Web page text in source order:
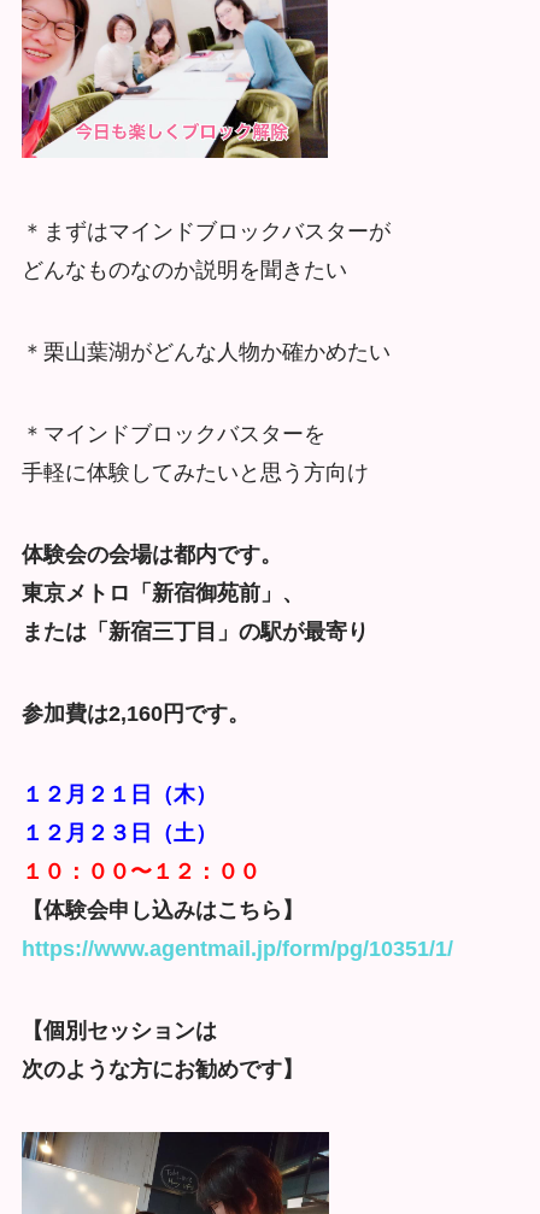
＊まずはマインドブロックバスターが
どんなものなのか説明を聞きたい
＊栗山葉湖がどんな人物か確かめたい
＊マインドブロックバスターを
手軽に体験してみたいと思う方向け
体験会の会場は都内です。
東京メトロ「新宿御苑前」、
または「新宿三丁目」の駅が最寄り
参加費は2,160円です。
１２月２１日（木）
１２月２３日（土）
１０：００〜１２：００
【体験会申し込みはこちら】
https://www.agentmail.jp/form/pg/10351/1/
【個別セッションは
次のような方にお勧めです】